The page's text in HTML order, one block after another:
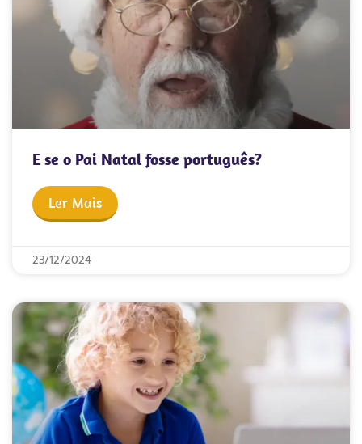
E se o Pai Natal fosse português?
Ler Mais
23/12/2024